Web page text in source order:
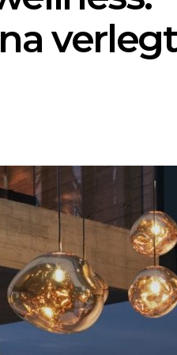
verlegt